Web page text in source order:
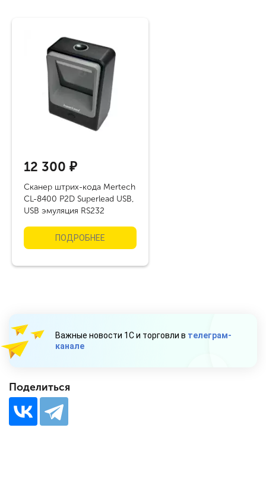
12 300 ₽
Cканер штрих-кода Mertech
CL-8400 P2D Superlead USB,
USB эмуляция RS232
ПОДРОБНЕЕ
Важные новости 1С и торговли в телеграм-
канале
Поделиться